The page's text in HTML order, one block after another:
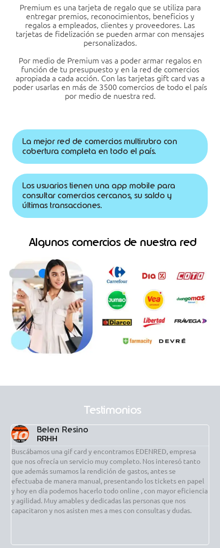
Premium es una tarjeta de regalo que se utiliza para
entregar premios, reconocimientos, beneficios y
regalos a empleados, clientes y proveedores. Las
tarjetas de fidelización se pueden armar con mensajes
personalizados.
Por medio de Premium vas a poder armar regalos en
función de tu presupuesto y en la red de comercios
apropiada a cada acción. Con las tarjetas gift card vas a
poder usarlas en más de 3500 comercios de todo el país
por medio de nuestra red.
La mejor red de comercios multirubro con
cobertura completa en todo el país.
Los usuarios tienen una app mobile para
consultar comercios cercanos, su saldo y
últimas transacciones.
Algunos comercios de nuestra red
Testimonios
Belen Resino
RRHH
Buscábamos una gif card y encontramos EDENRED, empresa
que nos ofrecía un servicio muy completo. Nos interesó tanto
que además sumamos la rendición de gastos, antes se
efectuaba de manera manual, presentando los tickets en papel
y hoy en día podemos hacerlo todo online , con mayor eficiencia
y agilidad. Muy amables y dedicadas las personas que nos
capacitaron y nos asisten mes a mes con consultas y dudas.